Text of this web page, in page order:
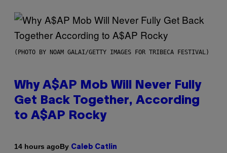
(PHOTO BY NOAM GALAI/GETTY IMAGES FOR TRIBECA FESTIVAL)
Why A$AP Mob Will Never Fully
Get Back Together, According
to A$AP Rocky
14 hours agoBy Caleb Catlin